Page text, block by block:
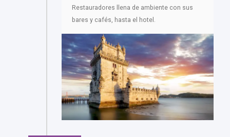
Restauradores llena de ambiente con sus
bares y cafés, hasta el hotel.